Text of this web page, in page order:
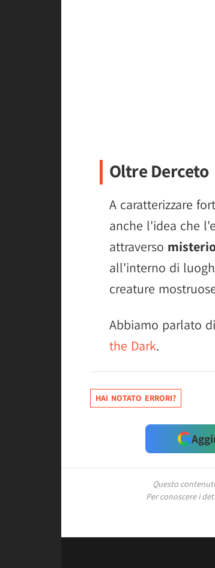
Oltre Derceto
A caratterizzare
anche l'idea che
attraverso
all'interno di
creature
Abbiamo parlato
the Dark.
HAI NOTATO ERRORI?
Questo
Per conoscere i